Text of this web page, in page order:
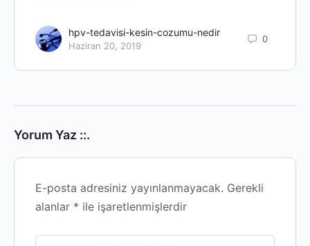
hpv-tedavisi-kesin-cozumu-nedir
Haziran 20, 2019
0
Yorum Yaz ::.
E-posta adresiniz yayınlanmayacak. Gerekli
alanlar * ile işaretlenmişlerdir